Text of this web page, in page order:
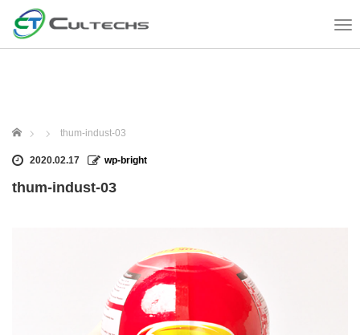
T
ホーム thum-indust-03
2020.02.17 wp-bright
thum-indust-03